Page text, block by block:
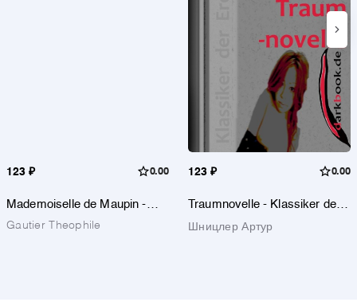
123 ₽ 0.00
Mademoiselle de Maupin -
Gautier Theophile
123 ₽ 0.00
Traumnovelle - Klassiker der
Шницлер Артур